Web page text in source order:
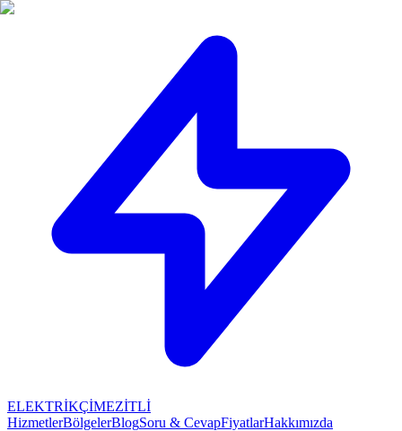
🔴
ELEKTRİKÇİMEZİTLİ
HizmetlerBölgelerBlogSoru & CevapFiyatlarHakkımızda